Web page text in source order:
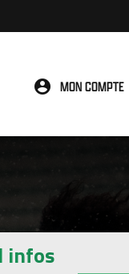
MON COMPTE
infos